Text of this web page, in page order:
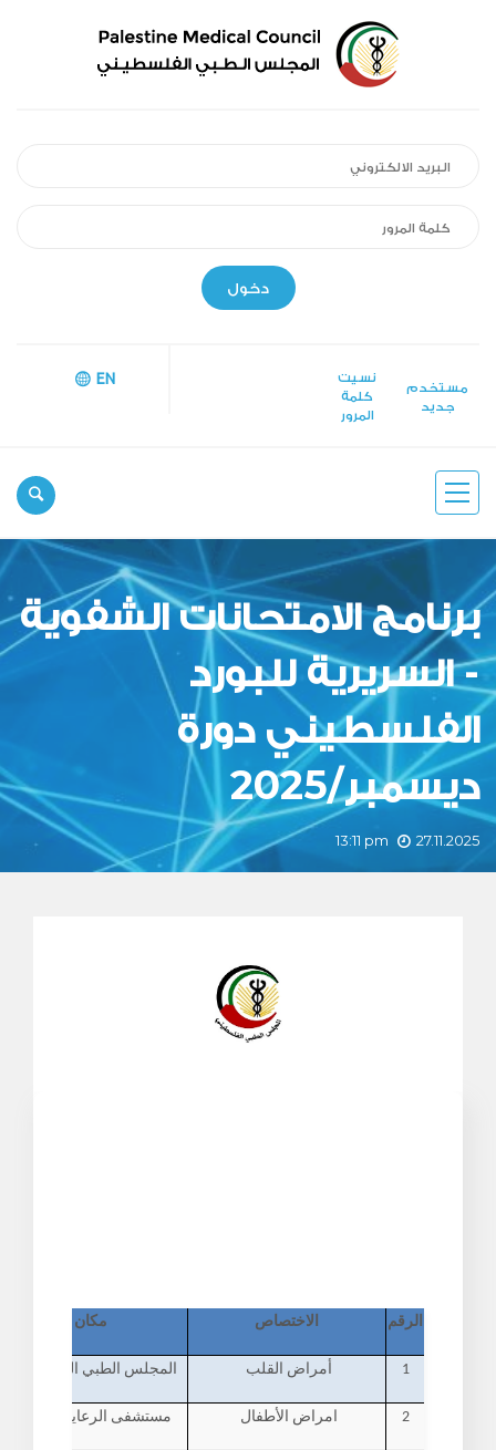
دخول
EN
مستخدم
جديد
نسيت
كلمة
المرور
برنامج الامتحانات الشفوية
- السريرية للبورد
الفلسطيني دورة
ديسمبر/2025
27.11.2025
13:11 pm
الرقم الاختصاص مكان الامتحان
1 أمراض القلب المجلس الطبي الفلسطيني -
2 امراض الأطفال مستشفى الرعاية العربية -